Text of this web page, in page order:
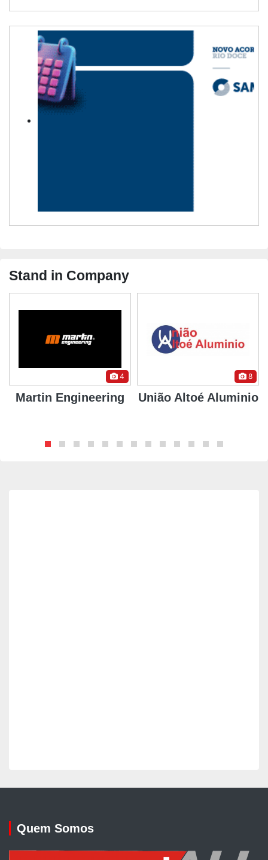
Stand in Company
4
Martin Engineering
8
União Altoé Aluminio
Quem Somos